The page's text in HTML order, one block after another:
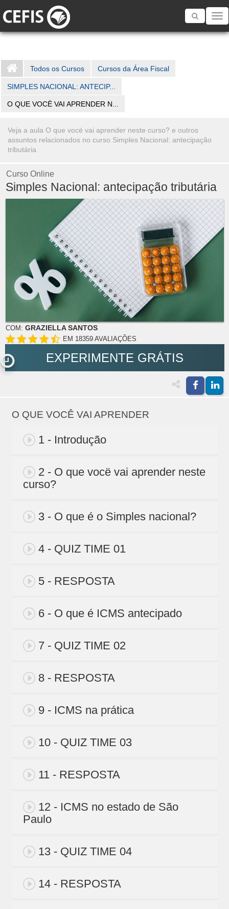
Toggle
Todos os Cursos Cursos da Área Fiscal
SIMPLES NACIONAL: ANTECIP...
O QUE VOCË VAI APRENDER N...
Veja a aula O que vocë vai aprender neste curso? e outros
assuntos relacionados no curso Simples Nacional: antecipação
tributária
Curso Online
Simples Nacional: antecipação tributária
COM: GRAZIELLA SANTOS
EM 18359 AVALIAÇÕES
EXPERIMENTE GRÁTIS
O QUE VOCÊ VAI APRENDER
1 - Introdução
2 - O que vocë vai aprender neste
curso?
3 - O que é o Simples nacional?
4 - QUIZ TIME 01
5 - RESPOSTA
6 - O que é ICMS antecipado
7 - QUIZ TIME 02
8 - RESPOSTA
9 - ICMS na prática
10 - QUIZ TIME 03
11 - RESPOSTA
12 - ICMS no estado de São
Paulo
13 - QUIZ TIME 04
14 - RESPOSTA